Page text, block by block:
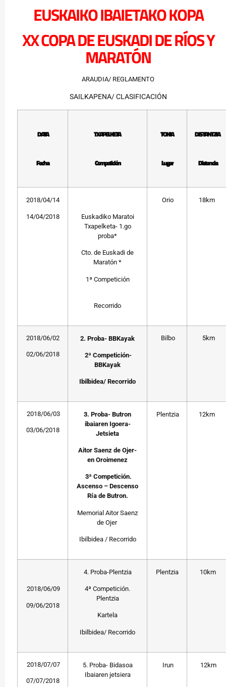
EUSKAIKO IBAIETAKO KOPA
XX COPA DE EUSKADI DE RÍOS Y
MARATÓN
ARAUDIA/ REGLAMENTO
SAILKAPENA/ CLASIFICACIÓN
DATA
Fecha
TXAPELKETA
Competición
TOKIA
Lugar
DISTANTZIA
Distancia
2018/04/14
14/04/2018
Euskadiko Maratoi
Txapelketa- 1.go
proba*
Cto. de Euskadi de
Maratón *
1ª Competición
Recorrido
Orio 18km
2018/06/02
02/06/2018
2. Proba- BBKayak
2ª Competición-
BBKayak
Ibilbidea/ Recorrido
Bilbo 5km
2018/06/03
03/06/2018
3. Proba- Butron
ibaiaren Igoera-
Jetsieta
Aitor Saenz de Ojer-
en Oroimenez
3ª Competición.
Ascenso – Descenso
Ría de Butron.
Memorial Aitor Saenz
de Ojer
Ibilbidea / Recorrido
Plentzia 12km
2018/06/09
09/06/2018
4. Proba-Plentzia
4ª Competición.
Plentzia
Kartela
Ibilbidea/ Recorrido
Plentzia 10km
2018/07/07
07/07/2018
5. Proba- Bidasoa
Ibaiaren jetsiera
Irun 12km